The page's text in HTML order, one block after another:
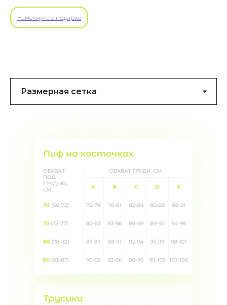
Намекнуть о подарке